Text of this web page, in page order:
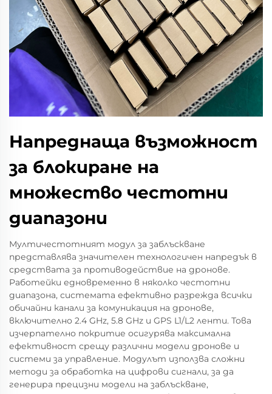
Напреднаща възможност
за блокиране на
множество честотни
диапазони
Мултичестотният модул за заблъскване
представлява значителен технологичен напредък в
средствата за противодействие на дронове.
Работейки едновременно в няколко честотни
диапазона, системата ефективно разрежда всички
обичайни канали за комуникация на дронове,
включително 2.4 GHz, 5.8 GHz и GPS L1/L2 ленти. Това
изчерпателно покритие осигурява максимална
ефективност срещу различни модели дронове и
системи за управление. Модулът използва сложни
методи за обработка на цифрови сигнали, за да
генерира прецизни модели на заблъскване,